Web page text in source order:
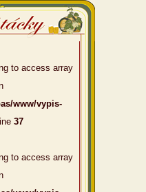
to access array
www/vypis-
37
to access array